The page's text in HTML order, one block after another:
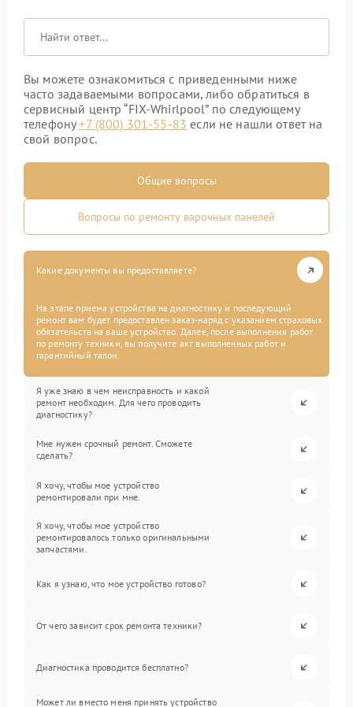
Вы можете ознакомиться с приведенными ниже
часто задаваемыми вопросами, либо обратиться в
сервисный центр “FIX-Whirlpool” по следующему
телефону+7 (800) 301-55-83 если не нашли ответ на
свой вопрос.
Общие вопросы
Вопросы по ремонту варочных панелей
Какие документы вы предоставляете?
На этапе приема устройства на диагностику и последующий
ремонт вам будет предоставлен заказ-наряд с указанием страховых
обязательств на ваше устройство. Далее, после выполнения работ
по ремонту техники, вы получите акт выполненных работ и
гарантийный талон.
Я уже знаю в чем неисправность и какой
ремонт необходим. Для чего проводить
диагностику?
Мне нужен срочный ремонт. Сможете
сделать?
Я хочу, чтобы мое устройство
ремонтировали при мне.
Я хочу, чтобы мое устройство
ремонтировалось только оригинальными
запчастями.
Как я узнаю, что мое устройство готово?
От чего зависит срок ремонта техники?
Диагностика проводится бесплатно?
Может ли вместо меня принять устройство